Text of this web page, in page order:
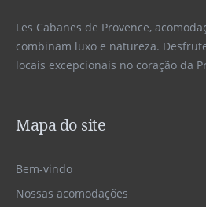
Les Cabanes de Provence,
combinam luxo e natureza.
locais excepcionais no coração da
Mapa do site
Bem-vindo
Nossas acomodações